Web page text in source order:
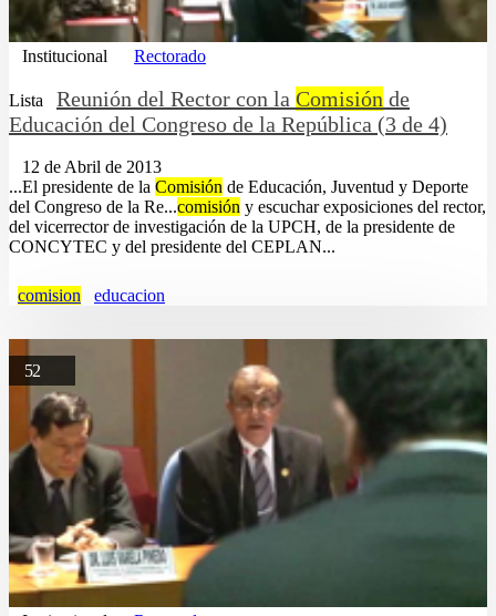
Institucional Rectorado
Lista Reunión del Rector con la Comisión de
Educación del Congreso de la República (3 de 4)
12 de Abril de 2013
...El presidente de la Comisión de Educación, Juventud y Deporte
del Congreso de la Re...comisión y escuchar exposiciones del rector,
del vicerrector de investigación de la UPCH, de la presidente de
CONCYTEC y del presidente del CEPLAN...
comision educacion
52